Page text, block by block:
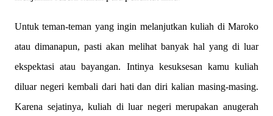
Untuk teman-teman yang ingin melanjutkan kuliah di Maroko
atau dimanapun, pasti akan melihat banyak hal yang di luar
ekspektasi atau bayangan. Intinya kesuksesan kamu kuliah
diluar negeri kembali dari hati dan diri kalian masing-masing.
Karena sejatinya, kuliah di luar negeri merupakan anugerah